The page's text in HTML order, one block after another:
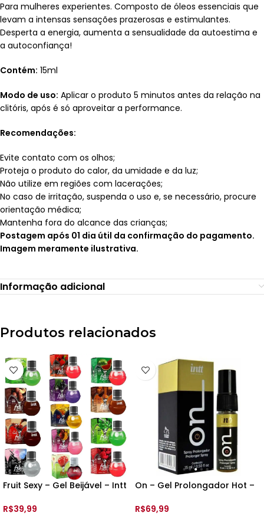
Para mulheres experientes. Composto de óleos essenciais que
levam a intensas sensações prazerosas e estimulantes.
Desperta a energia, aumenta a sensualidade da autoestima e
a autoconfiança!
Contém: 15ml
Modo de uso: Aplicar o produto 5 minutos antes da relação na
clitóris, após é só aproveitar a performance.
Recomendações:
Evite contato com os olhos;
Proteja o produto do calor, da umidade e da luz;
Não utilize em regiões com lacerações;
No caso de irritação, suspenda o uso e, se necessário, procure
orientação médica;
Mantenha fora do alcance das crianças;
Postagem após 01 dia útil da confirmação do pagamento.
Imagem meramente ilustrativa.
Informação adicional
Produtos relacionados
Fruit Sexy – Gel Beijável – Intt
R$39,99
On – Gel Prolongador Hot –
R$69,99